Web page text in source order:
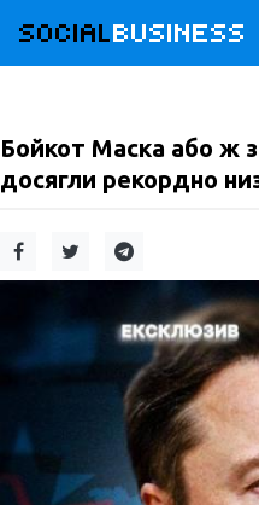
SOCIALBUSINESS
Бойкот Маска або ж
досягли рекордно